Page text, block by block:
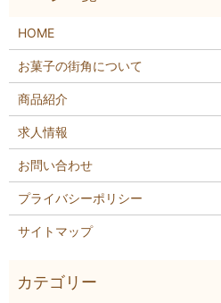
HOME
お菓子の街角について
商品紹介
求人情報
お問い合わせ
プライバシーポリシー
サイトマップ